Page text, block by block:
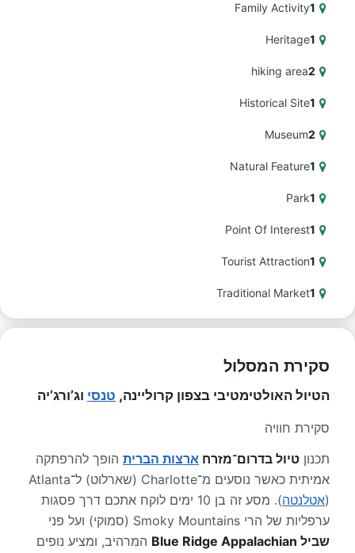
1
Family Activity
1
Heritage
2
hiking area
1
Historical Site
2
Museum
1
Natural Feature
1
Park
1
Point Of Interest
1
Tourist Attraction
1
Traditional Market
סקירת המסלול
הטיול האולטימטיבי בצפון קרוליינה, טנסי וג’ורג’יה
סקירת חוויה
תכנון טיול בדרום־מזרח ארצות הברית הופך להרפתקה
אמיתית כאשר נוסעים מ־Charlotte (שארלוט) ל־Atlanta
(אטלנטה
). מסע זה בן 10 ימים לוקח אתכם דרך פסגות
ערפליות של הרי Smoky Mountains (סמוקי) ועל פני
שביל Blue Ridge Appalachian
המרהיב, ומציע נופים